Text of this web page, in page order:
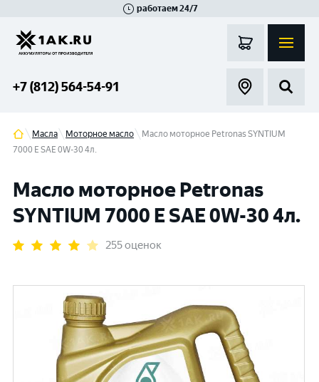
работаем 24/7
+7 (812) 564-54-91
Масла Моторное масло
Масло моторное Petronas SYNTIUM
7000 E SAE 0W-30 4л.
Масло моторное Petronas
SYNTIUM 7000 E SAE 0W-30 4л.
255 оценок
Гатчина